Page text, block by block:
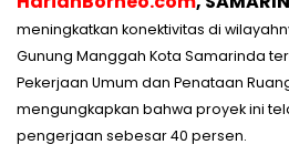
meningkatkan konektivitas di
Gunung Manggah Kota Samarinda
Pekerjaan Umum dan Penataan
mengungkapkan bahwa proyek ini
pengerjaan sebesar 40 persen.